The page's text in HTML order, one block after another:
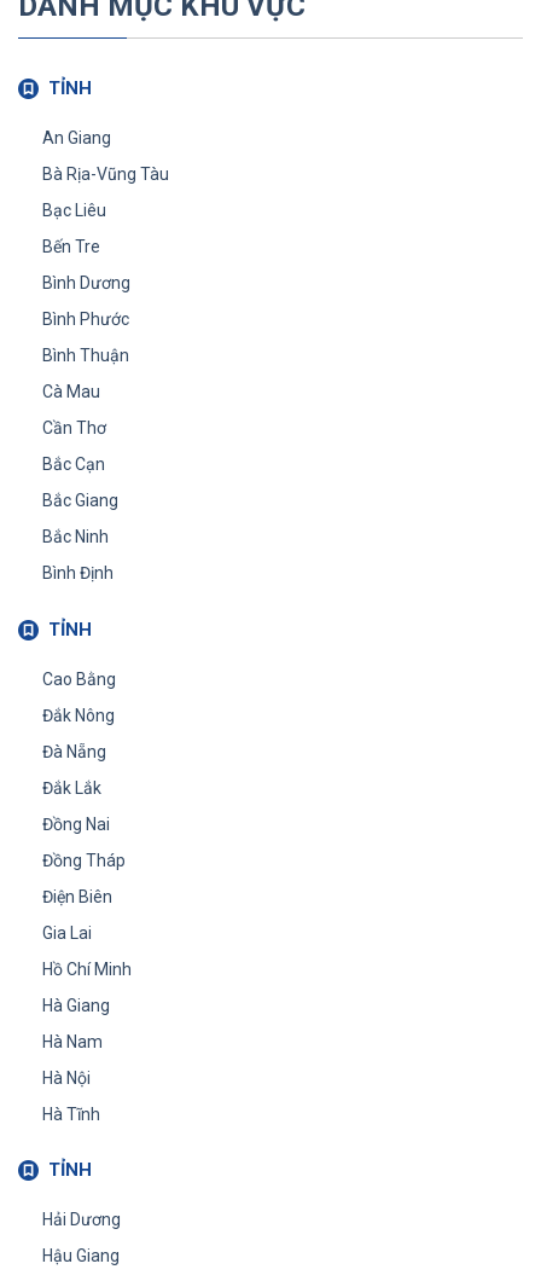
TỈNH
An Giang
Bà Rịa-Vũng Tàu
Bạc Liêu
Bến Tre
Bình Dương
Bình Phước
Bình Thuận
Cà Mau
Cần Thơ
Bắc Cạn
Bắc Giang
Bắc Ninh
Bình Định
TỈNH
Cao Bằng
Đắk Nông
Đà Nẵng
Đắk Lắk
Đồng Nai
Đồng Tháp
Điện Biên
Gia Lai
Hồ Chí Minh
Hà Giang
Hà Nam
Hà Nội
Hà Tĩnh
TỈNH
Hải Dương
Hậu Giang